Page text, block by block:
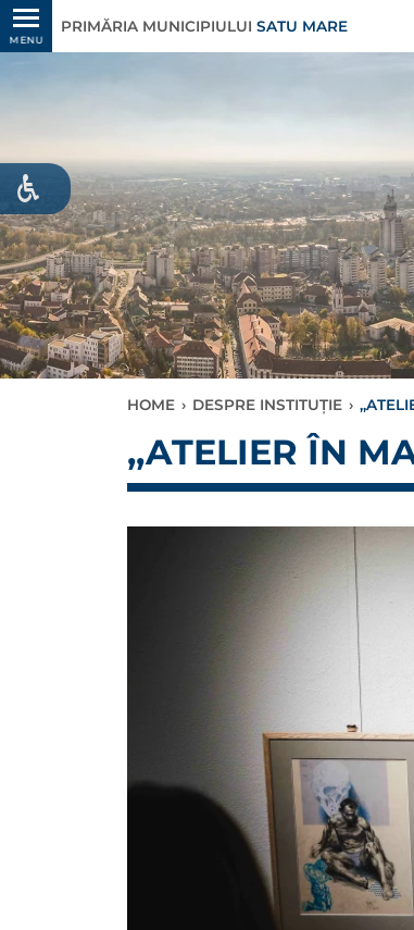
MENU
PRIMĂRIA MUNICIPIULUI SATU MARE
HOME › DESPRE INSTITUȚIE ›
,,ATELIER ÎN